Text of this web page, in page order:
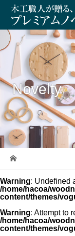
Novelty
Warning: Undefined
/home/hacoa/
content/themes/
Warning: Attempt to
/home/hacoa/
content/themes/